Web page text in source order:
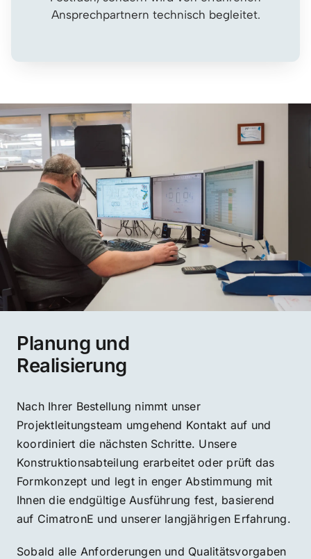
Ansprechpartnern technisch begleitet.
Planung und
Realisierung
Nach Ihrer Bestellung nimmt unser
Projektleitungsteam umgehend Kontakt auf und
koordiniert die nächsten Schritte. Unsere
Konstruktionsabteilung erarbeitet oder prüft das
Formkonzept und legt in enger Abstimmung mit
Ihnen die endgültige Ausführung fest, basierend
auf CimatronE und unserer langjährigen Erfahrung.
Sobald alle Anforderungen und Qualitätsvorgaben